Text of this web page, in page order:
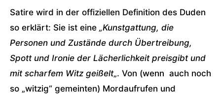
Satire wird in der offiziellen Definition des Duden
so erklärt: Sie ist eine „Kunstgattung, die
Personen und Zustände durch Übertreibung,
Spott und Ironie der Lächerlichkeit preisgibt und
mit scharfem Witz geißelt„. Von (wenn auch noch
so „witzig“ gemeinten) Mordaufrufen und